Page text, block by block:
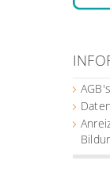
AGB's